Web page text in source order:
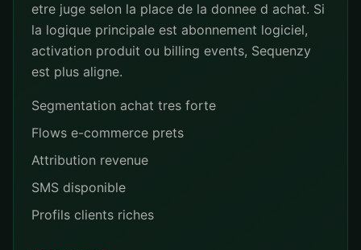
etre juge selon la place de la donnee d achat. Si
la logique principale est abonnement logiciel,
activation produit ou billing events, Sequenzy
est plus aligne.
Segmentation achat tres forte
Flows e-commerce prets
Attribution revenue
SMS disponible
Profils clients riches